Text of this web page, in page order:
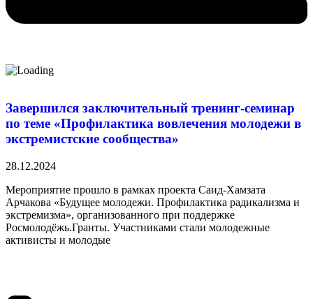
Завершился заключительный тренинг-семинар
по теме «Профилактика вовлечения молодежи в
экстремистские сообщества»
28.12.2024
Мероприятие прошло в рамках проекта Саид-Хамзата
Арчакова «Будущее молодежи. Профилактика радикализма и
экстремизма», организованного при поддержке
Росмолодёжь.Гранты. Участниками стали молодежные
активисты и молодые